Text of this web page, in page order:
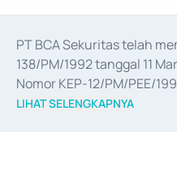
PT BCA Sekuritas telah
138/PM/1992 tanggal 11
Nomor KEP-12/PM/PEE/
merger, akuisisi, divestasi,
LIHAT SELENGKAPNYA